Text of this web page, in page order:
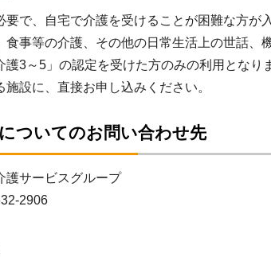
要で、自宅で介護を受けることが困難な方が
食事等の介護、その他の日常生活上の世話、
護3～5」の認定を受けた方のみの利用となり
施設に、直接お申し込みください。
ついてのお問い合わせ先
護サービスグループ
2906